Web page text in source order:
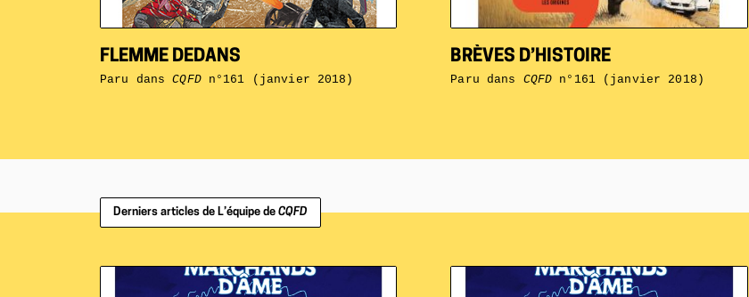
FLEMME DEDANS
Paru dansCQFDn°161 (janvier 2018)
BRÈVES D’HISTOIRE
Paru dans CQFD n°161 (janvier 2018)
Derniers articles de L’équipe de CQFD